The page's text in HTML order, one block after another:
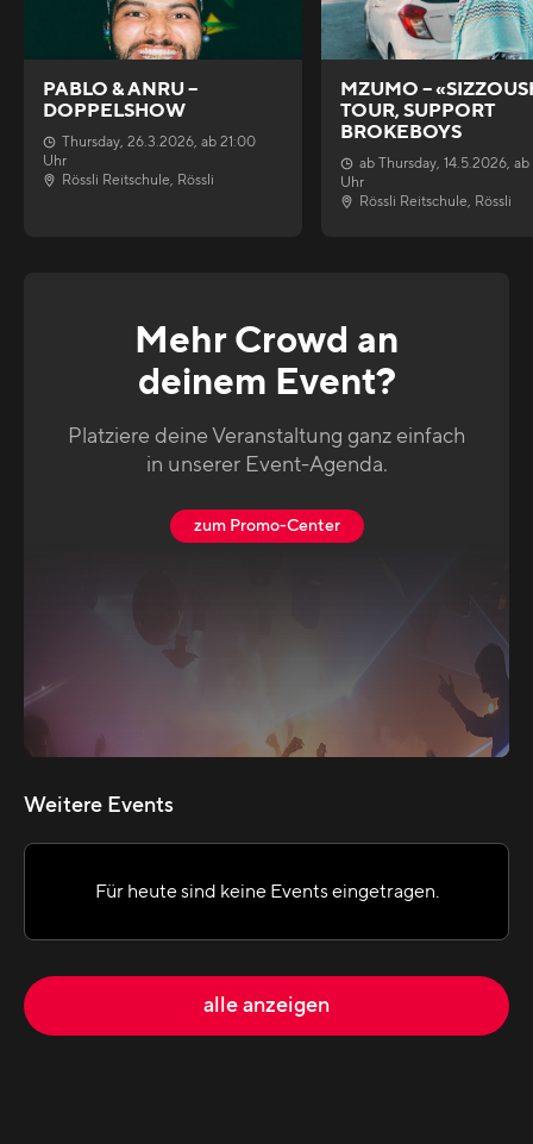
PABLO & ANRU –
DOPPELSHOW
Thursday, 26.3.2026, ab 21:00
Uhr
Rössli Reitschule, Rössli
MZUMO –
TOUR, SUPPORT
BROKEBOYS
ab Thursday, 14.5.2026, ab
Uhr
Rössli Reitschule, Rössli
Mehr Crowd an
deinem Event?
Platziere deine Veranstaltung ganz einfach
in unserer Event-Agenda.
zum Promo-Center
Weitere Events
Für heute sind keine Events eingetragen.
alle anzeigen